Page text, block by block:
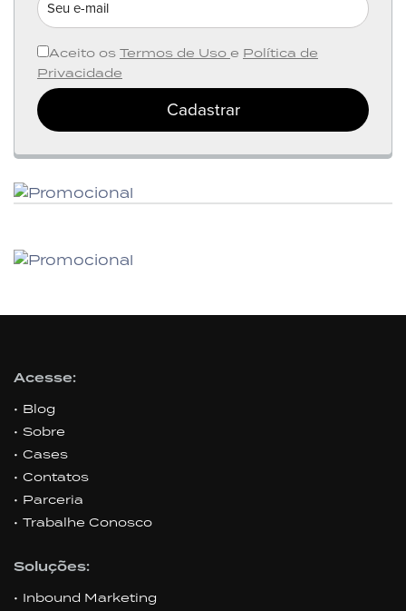
Aceito os Termos de Uso e Política de
Privacidade
Cadastrar
Acesse:
Blog
Sobre
Cases
Contatos
Parceria
Trabalhe Conosco
Soluções:
Inbound Marketing